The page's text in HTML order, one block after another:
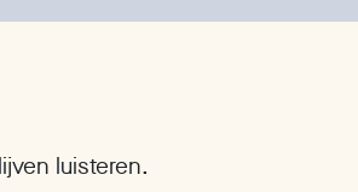
luisteren.